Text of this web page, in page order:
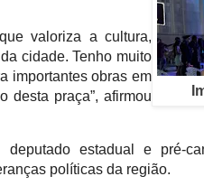
valoriza a cultura,
cidade. Tenho muito
importantes obras em
desta praça”, afirmou
estadual e pré-
políticas da região.